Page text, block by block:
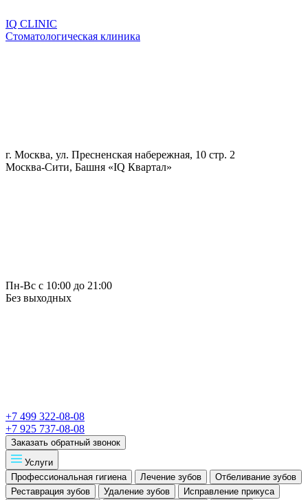
IQ CLINIC
Стоматологическая клиника
г. Москва, ул. Пресненская набережная, 10 стр. 2
Москва-Сити, Башня «IQ Квартал»
Пн-Вс с 10:00 до 21:00
Без выходных
+7 499 322-08-08
+7 925 737-08-08
Заказать обратный звонок
Услуги
Профессиональная гигиена
Лечение зубов
Отбеливание зубов
Реставрация зубов
Удаление зубов
Исправление прикуса